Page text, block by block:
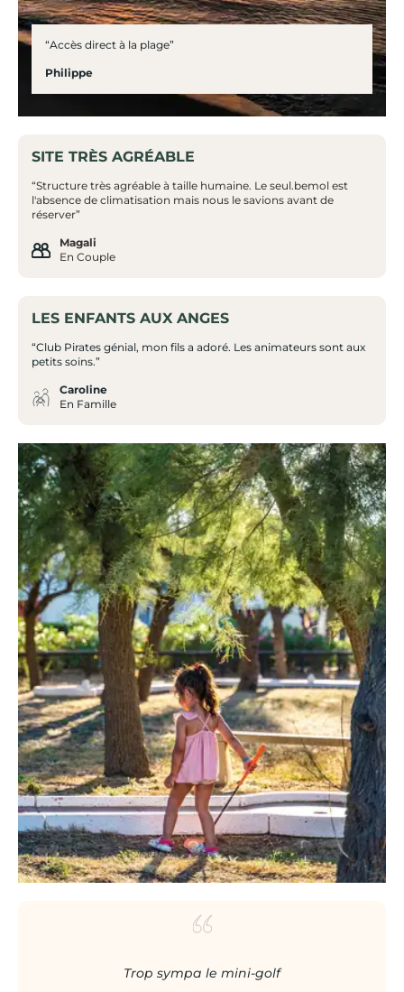
“Accès direct à la plage”
Philippe
SITE TRÈS AGRÉABLE
“Structure très agréable à taille humaine. Le seul.bemol est
l'absence de climatisation mais nous le savions avant de
réserver”
Magali
En Couple
LES ENFANTS AUX ANGES
“Club Pirates génial, mon fils a adoré. Les animateurs sont aux
petits soins.”
Caroline
En Famille
Trop sympa le mini-golf